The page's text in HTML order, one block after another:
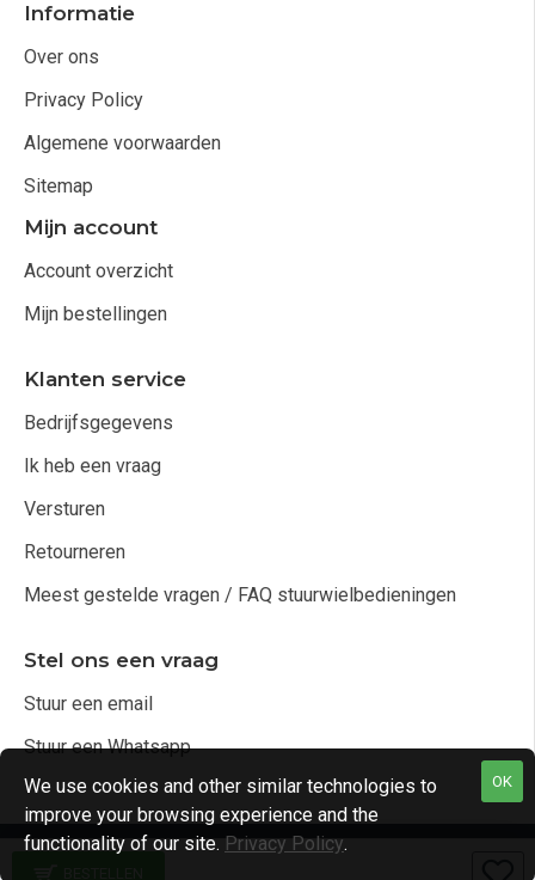
Informatie
Over ons
Privacy Policy
Algemene voorwaarden
Sitemap
Mijn account
Account overzicht
Mijn bestellingen
Klanten service
Bedrijfsgegevens
Ik heb een vraag
Versturen
Retourneren
Meest gestelde vragen / FAQ stuurwielbedieningen
Stel ons een vraag
Stuur een email
Stuur een Whatsapp
Copyright © 2021, Audio4cars Alle rechten voorbehouden
OK
We use cookies and other similar technologies to
improve your browsing experience and the
functionality of our site. Privacy Policy.